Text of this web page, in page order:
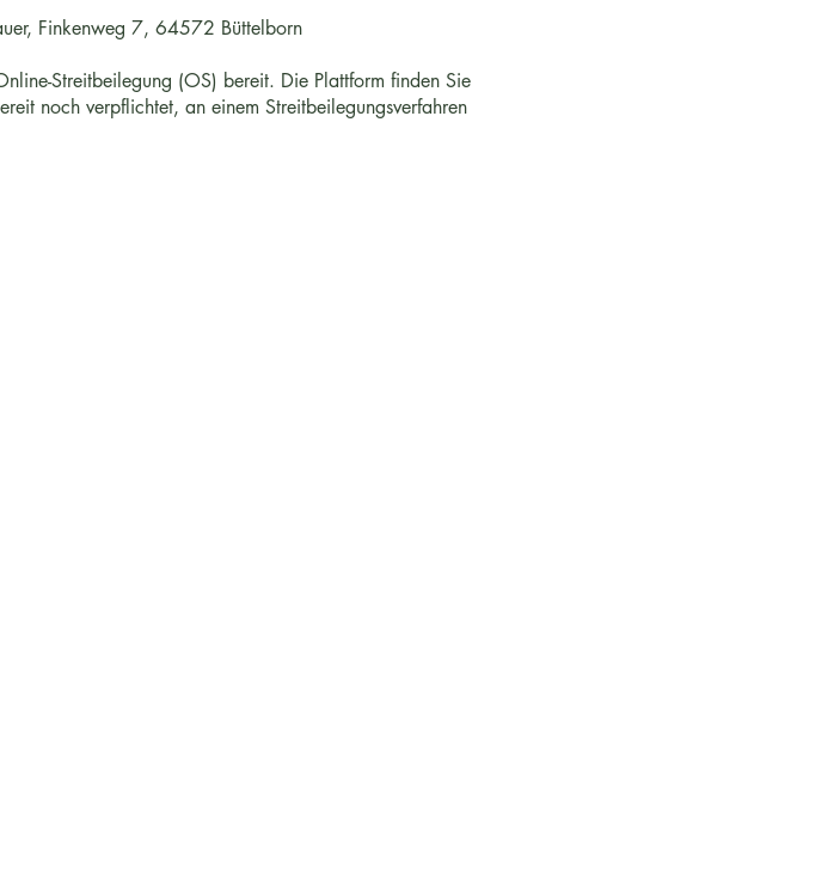
Finkenweg 7, 64572 Büttelborn
Streitbeilegung (OS) bereit. Die Plattform finden Sie
noch verpflichtet, an einem Streitbeilegungsverfahren